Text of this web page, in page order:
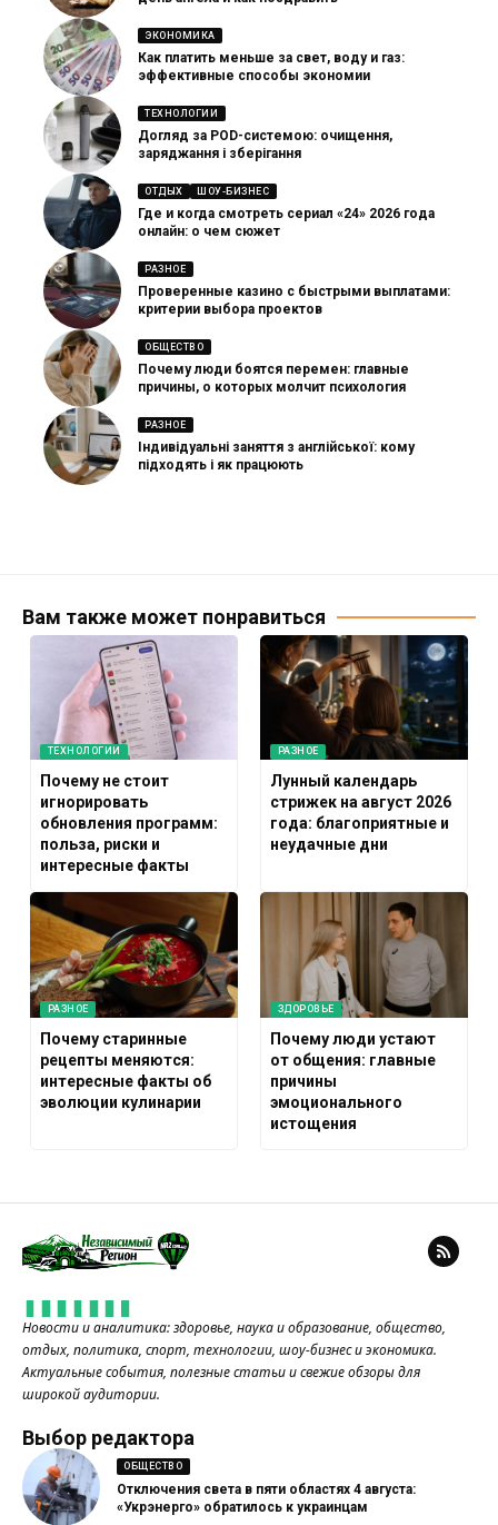
ЭКОНОМИКА
Как платить меньше за свет, воду и газ:
эффективные способы экономии
ТЕХНОЛОГИИ
Догляд за POD-системою: очищення,
заряджання і зберігання
ОТДЫХ ШОУ-БИЗНЕС
Где и когда смотреть сериал «24» 2026 года
онлайн: о чем сюжет
РАЗНОЕ
Проверенные казино с быстрыми выплатами:
критерии выбора проектов
ОБЩЕСТВО
Почему люди боятся перемен: главные
причины, о которых молчит психология
РАЗНОЕ
Індивідуальні заняття з англійської: кому
підходять і як працюють
Вам также может понравиться
ТЕХНОЛОГИИ
Почему не стоит
игнорировать
обновления программ:
польза, риски и
интересные факты
РАЗНОЕ
Лунный календарь
стрижек на август 2026
года: благоприятные и
неудачные дни
РАЗНОЕ
Почему старинные
рецепты меняются:
интересные факты об
эволюции кулинарии
ЗДОРОВЬЕ
Почему люди устают
от общения: главные
причины
эмоционального
истощения
Новости и аналитика: здоровье, наука и образование, общество,
отдых, политика, спорт, технологии, шоу-бизнес и экономика.
Актуальные события, полезные статьи и свежие обзоры для
широкой аудитории.
Выбор редактора
ОБЩЕСТВО
Отключения света в пяти областях 4 августа:
«Укрэнерго» обратилось к украинцам